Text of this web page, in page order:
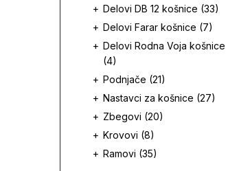
Delovi DB 12 košnice (33)
Delovi Farar košnice (7)
Delovi Rodna Voja košnice
(4)
Podnjače (21)
Nastavci za košnice (27)
Zbegovi (20)
Krovovi (8)
Ramovi (35)